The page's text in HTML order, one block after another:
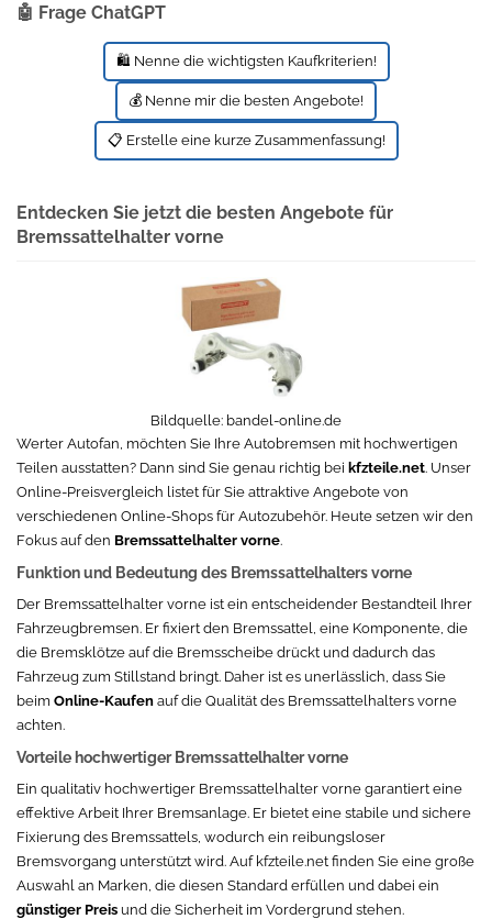
🤖 Frage ChatGPT
🛍️ Nenne die wichtigsten Kaufkriterien!
💰 Nenne mir die besten Angebote!
📋 Erstelle eine kurze Zusammenfassung!
Entdecken Sie jetzt die besten Angebote für
Bremssattelhalter vorne
Bildquelle: bandel-online.de
Werter Autofan, möchten Sie Ihre Autobremsen mit hochwertigen
Teilen ausstatten? Dann sind Sie genau richtig bei kfzteile.net. Unser
Online-Preisvergleich listet für Sie attraktive Angebote von
verschiedenen Online-Shops für Autozubehör. Heute setzen wir den
Fokus auf den Bremssattelhalter vorne.
Funktion und Bedeutung des Bremssattelhalters vorne
Der Bremssattelhalter vorne ist ein entscheidender Bestandteil Ihrer
Fahrzeugbremsen. Er fixiert den Bremssattel, eine Komponente, die
die Bremsklötze auf die Bremsscheibe drückt und dadurch das
Fahrzeug zum Stillstand bringt. Daher ist es unerlässlich, dass Sie
beim Online-Kaufen auf die Qualität des Bremssattelhalters vorne
achten.
Vorteile hochwertiger Bremssattelhalter vorne
Ein qualitativ hochwertiger Bremssattelhalter vorne garantiert eine
effektive Arbeit Ihrer Bremsanlage. Er bietet eine stabile und sichere
Fixierung des Bremssattels, wodurch ein reibungsloser
Bremsvorgang unterstützt wird. Auf kfzteile.net finden Sie eine große
Auswahl an Marken, die diesen Standard erfüllen und dabei ein
günstiger Preis und die Sicherheit im Vordergrund stehen.